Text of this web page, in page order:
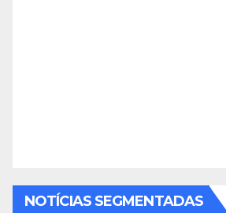
NOTÍCIAS SEGMENTADAS